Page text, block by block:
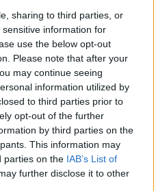
sharing to third parties, or
information for
use the below opt-out
Please note that after your
may continue seeing
information utilized by
to third parties prior to
opt-out of the further
by third parties on the
This information may
parties on the IAB’s List of
further disclose it to other
quiz
artystą! W jakim stylu